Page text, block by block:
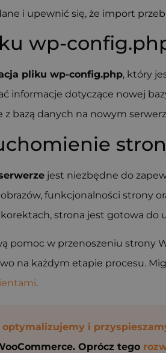
i upewnić się, że import
wp-
pliku wp-config.php, który
informacje dotyczące nowej
z bazą danych na nowym
jest niezbędne do
funkcjonalności strony
strona jest gotowa do
pomoc w przenoszeniu strony
na każdym etapie procesu.
.
optymalizujemy i
Oprócz tego